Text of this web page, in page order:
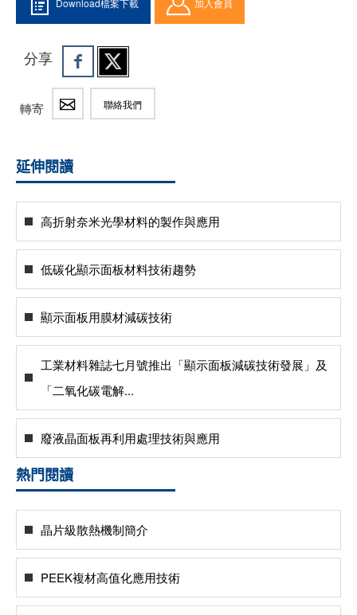
Download檔案下載 加入會員
分享
轉寄 聯絡我們
延伸閱讀
高折射奈米光學材料的製作與應用
低碳化顯示面板材料技術趨勢
顯示面板用膜材減碳技術
工業材料雜誌七月號推出「顯示面板減碳技術發展」及
「二氧化碳電解...
廢液晶面板再利用處理技術與應用
熱門閱讀
晶片級散熱機制簡介
PEEK複材高值化應用技術